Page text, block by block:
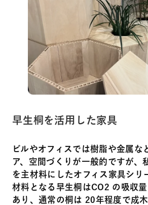
早生桐を活用した家具
ビルやオフィスでは樹脂や金属な
ア、空間づくりが一般的ですが、
を主材料にしたオフィス家具シリ
材料となる早生桐はCO2 の吸収
あり、通常の桐は 20年程度で成木